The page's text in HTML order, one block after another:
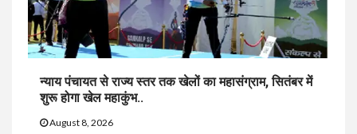
न्याय पंचायत से राज्य स्तर तक खेलों का महासंग्राम, सितंबर में
शुरू होगा खेल महाकुंभ..
August 8, 2026